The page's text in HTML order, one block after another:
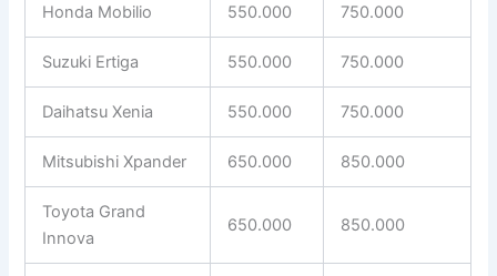
Honda Mobilio 550.000 750.000
Suzuki Ertiga 550.000 750.000
Daihatsu Xenia 550.000 750.000
Mitsubishi Xpander 650.000 850.000
Toyota Grand
Innova
650.000 850.000